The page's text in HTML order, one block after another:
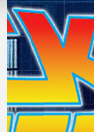
ลิ
สต์
แนะนำ
เพล
ย์
สต์
ของ
คุณ